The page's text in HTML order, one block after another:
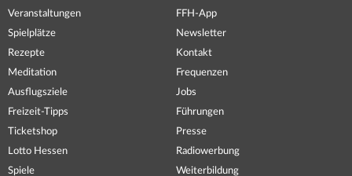
Veranstaltungen
Spielplätze
Rezepte
Meditation
Ausflugsziele
Freizeit-Tipps
Ticketshop
Lotto Hessen
Spiele
FFH-App
Newsletter
Kontakt
Frequenzen
Jobs
Führungen
Presse
Radiowerbung
Weiterbildung